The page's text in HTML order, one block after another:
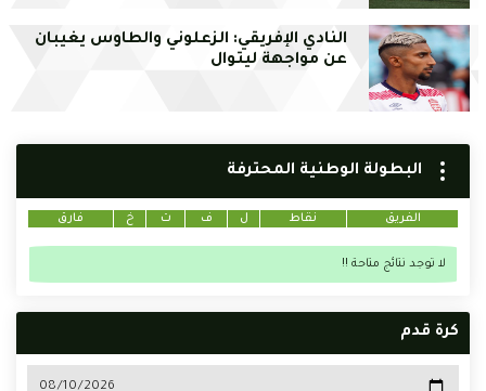
النادي الإفريقي: الزعلوني والطاوس يغيبان
عن مواجهة ليتوال
البطولة الوطنية المحترفة
الفريق نقاط ل ف ت خ فارق
لا توجد نتائج متاحة !!
كرة قدم